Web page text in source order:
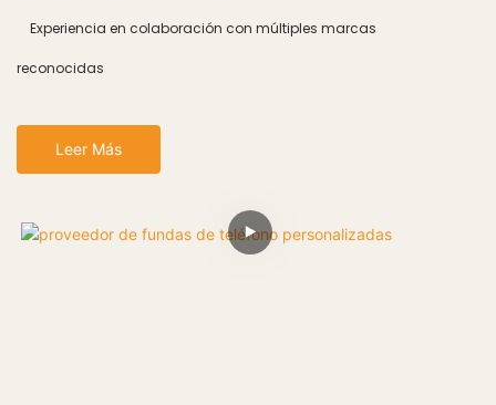
Experiencia en colaboración con múltiples marcas
reconocidas
Leer Más